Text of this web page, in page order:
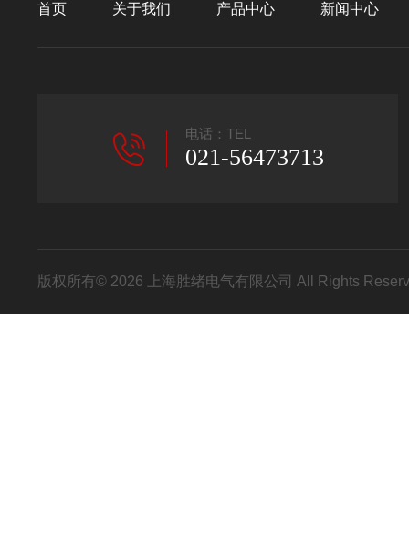
首页 关于我们 产品中心 新闻中心
电话：TEL
021-56473713
版权所有© 2026 上海胜绪电气有限公司 All Rights